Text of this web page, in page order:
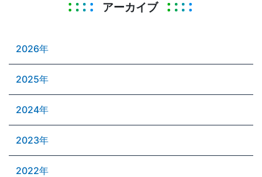
アーカイブ
2026年
2025年
2024年
2023年
2022年